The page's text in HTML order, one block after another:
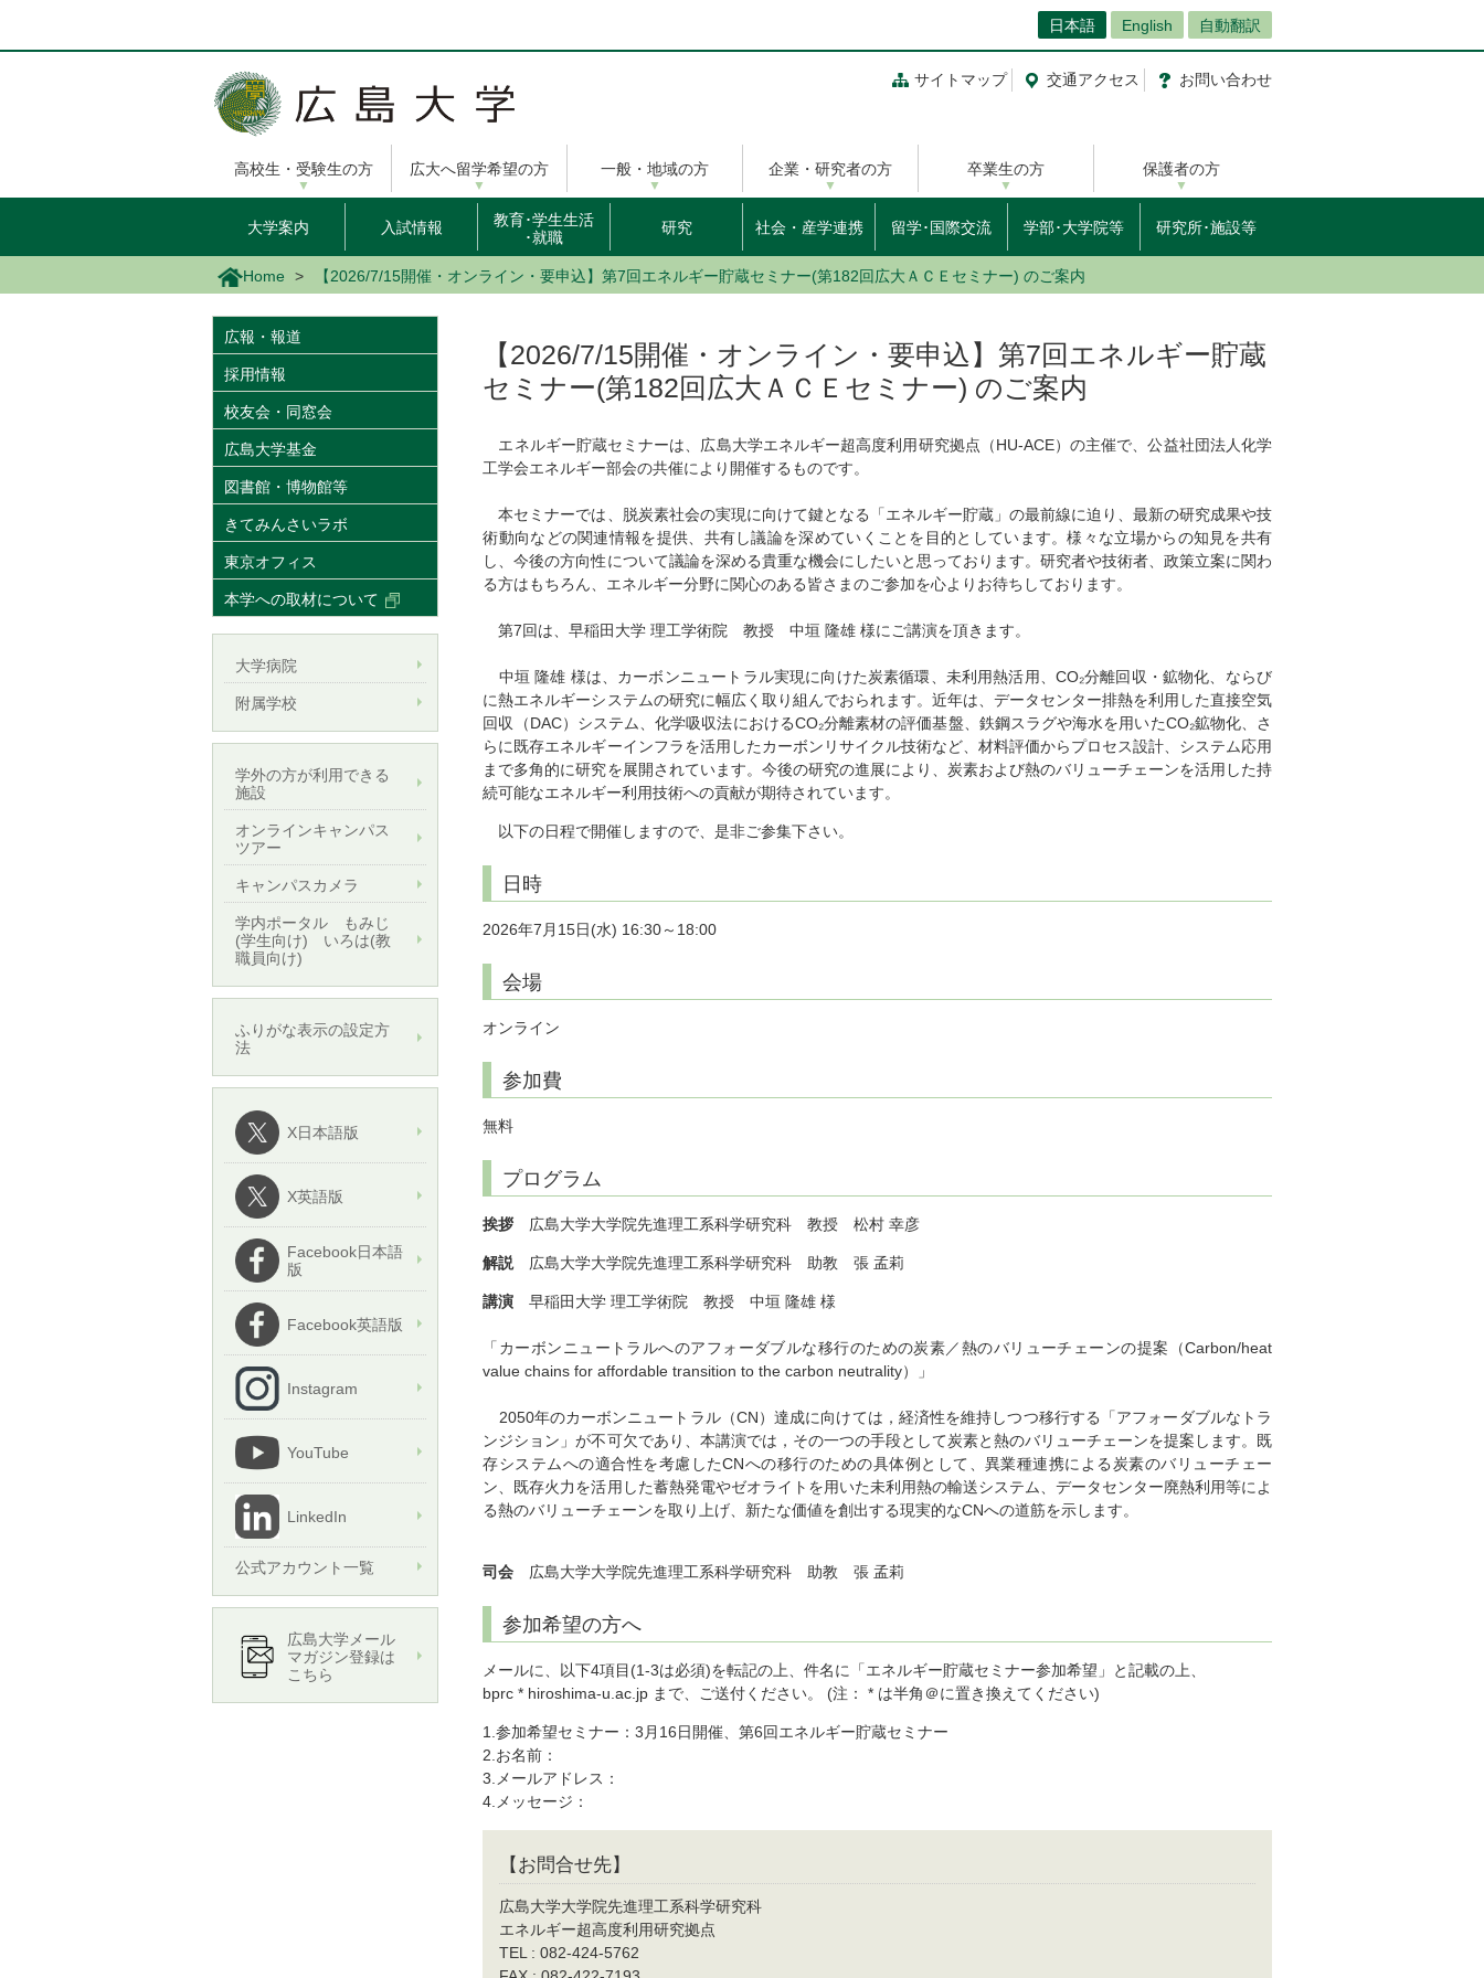
ン
に
日本語 English 自動翻訳
サイトマップ 交通アクセス お問い合わせ
高校生・受験生の方 広大へ留学希望の方 一般・地域の方 企業・研究者の方 卒業生の方 保護者の方
大学案内 入試情報
教育･学生生活
･就職
研究 社会・産学連携 留学･国際交流 学部･大学院等 研究所･施設等
Home 【2026/7/15開催・オンライン・要申込】第7回エネルギー貯蔵セミナー(第182回広大ＡＣＥセミナー) のご案内
【2026/7/15開催・オンライン・要申込】第7回エネルギー貯蔵
セミナー(第182回広大ＡＣＥセミナー) のご案内
エネルギー貯蔵セミナーは、広島大学エネルギー超高度利用研究拠点（HU-ACE）の主催で、公益社団法人化学
工学会エネルギー部会の共催により開催するものです。
本セミナーでは、脱炭素社会の実現に向けて鍵となる「エネルギー貯蔵」の最前線に迫り、最新の研究成果や技
術動向などの関連情報を提供、共有し議論を深めていくことを目的としています。様々な立場からの知見を共有
し、今後の方向性について議論を深める貴重な機会にしたいと思っております。研究者や技術者、政策立案に関わ
る方はもちろん、エネルギー分野に関心のある皆さまのご参加を心よりお待ちしております。
第7回は、早稲田大学 理工学術院 教授 中垣 隆雄 様にご講演を頂きます。
中垣 隆雄 様は、カーボンニュートラル実現に向けた炭素循環、未利用熱活用、CO₂分離回収・鉱物化、ならび
に熱エネルギーシステムの研究に幅広く取り組んでおられます。近年は、データセンター排熱を利用した直接空気
回収（DAC）システム、化学吸収法におけるCO₂分離素材の評価基盤、鉄鋼スラグや海水を用いたCO₂鉱物化、さ
らに既存エネルギーインフラを活用したカーボンリサイクル技術など、材料評価からプロセス設計、システム応用
まで多角的に研究を展開されています。今後の研究の進展により、炭素および熱のバリューチェーンを活用した持
続可能なエネルギー利用技術への貢献が期待されています。
以下の日程で開催しますので、是非ご参集下さい。
日時
2026年7月15日(水) 16:30～18:00
会場
オンライン
参加費
無料
プログラム
挨拶 広島大学大学院先進理工系科学研究科 教授 松村 幸彦
解説 広島大学大学院先進理工系科学研究科 助教 張 孟莉
講演 早稲田大学 理工学術院 教授 中垣 隆雄 様
「カーボンニュートラルへのアフォーダブルな移行のための炭素／熱のバリューチェーンの提案（Carbon/heat
value chains for affordable transition to the carbon neutrality）」
2050年のカーボンニュートラル（CN）達成に向けては，経済性を維持しつつ移行する「アフォーダブルなトラ
ンジション」が不可欠であり、本講演では，その一つの手段として炭素と熱のバリューチェーンを提案します。既
存システムへの適合性を考慮したCNへの移行のための具体例として、異業種連携による炭素のバリューチェー
ン、既存火力を活用した蓄熱発電やゼオライトを用いた未利用熱の輸送システム、データセンター廃熱利用等によ
る熱のバリューチェーンを取り上げ、新たな価値を創出する現実的なCNへの道筋を示します。
司会 広島大学大学院先進理工系科学研究科 助教 張 孟莉
参加希望の方へ
メールに、以下4項目(1-3は必須)を転記の上、件名に「エネルギー貯蔵セミナー参加希望」と記載の上、
bprc * hiroshima-u.ac.jp まで、ご送付ください。 (注： * は半角＠に置き換えてください)
1.参加希望セミナー：3月16日開催、第6回エネルギー貯蔵セミナー
2.お名前：
3.メールアドレス：
4.メッセージ：
【お問合せ先】
広島大学大学院先進理工系科学研究科
エネルギー超高度利用研究拠点
TEL : 082-424-5762
広報・報道
採用情報
校友会・同窓会
広島大学基金
図書館・博物館等
きてみんさいラボ
東京オフィス
本学への取材について
大学病院
附属学校
学外の方が利用できる
施設
オンラインキャンパス
ツアー
キャンパスカメラ
学内ポータル もみじ
(学生向け) いろは(教
職員向け)
ふりがな表示の設定方
法
X日本語版
X英語版
Facebook日本語
版
Facebook英語版
Instagram
YouTube
LinkedIn
公式アカウント一覧
広島大学メール
マガジン登録は
こちら